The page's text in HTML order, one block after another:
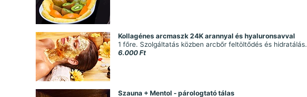
Kollagénes arcmaszk 24K arannyal és hyaluronsavval
1 főre. Szolgáltatás közben arcbőr feltöltődés és hidratálás.
6.000 Ft
Szauna + Mentol - párologtató tálas